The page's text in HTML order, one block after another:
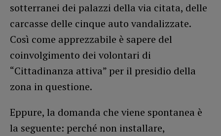
sotterranei dei palazzi della via citata, delle
carcasse delle cinque auto vandalizzate.
Così come apprezzabile è sapere del
coinvolgimento dei volontari di
“Cittadinanza attiva” per il presidio della
zona in questione.
Eppure, la domanda che viene spontanea è
la seguente: perché non installare,